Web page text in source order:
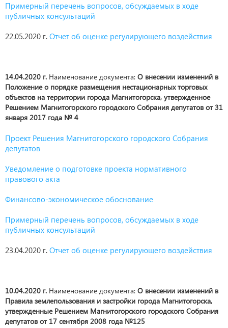
Примерный перечень вопросов, обсуждаемых в ходе
публичных консультаций
22.05.2020 г. Отчет об оценке регулирующего воздействия
14.04.2020 г. Наименование документа: О внесении изменений в
Положение о порядке размещения нестационарных торговых
объектов на территории города Магнитогорска, утвержденное
Решением Магнитогорского городского Собрания депутатов от 31
января 2017 года № 4
Проект Решения Магнитогорского городского Собрания
депутатов
Уведомление о подготовке проекта нормативного
правового акта
Финансово-экономическое обоснование
Примерный перечень вопросов, обсуждаемых в ходе
публичных консультаций
23.04.2020 г. Отчет об оценке регулирующего воздействия
10.04.2020 г. Наименование документа: О внесении изменений в
Правила землепользования и застройки города Магнитогорска,
утвержденные Решением Магнитогорского городского Собрания
депутатов от 17 сентября 2008 года №125